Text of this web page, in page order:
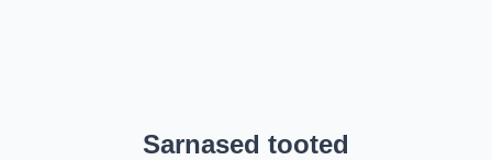
Sarnased tooted